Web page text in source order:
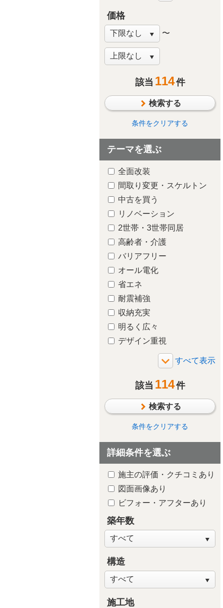
バルコニー・ベランダ
庭・ガーデニング
階段
窓・サッシ
その他
価格
〜
該当 114件
検索する
条件をクリアする
テーマを選ぶ
全面改装
間取り変更・スケルトン
中古を買う
リノベーション
2世帯・3世帯同居
高齢者・介護
バリアフリー
オール電化
省エネ
耐震補強
収納充実
明るく広々
デザイン重視
増築・減築
断熱・気密
太陽光発電/太陽熱利用
シックハウス対策
防水・雨漏り対策
防犯対策
趣味や嗜好を中心に
該当 114件
検索する
条件をクリアする
詳細条件を選ぶ
施主の評価・クチコミあり
図面画像あり
ビフォー・アフターあり
築年数
構造
施工地